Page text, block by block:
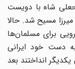
‌شاه با دویست
مسیح شد. حالا
برای مسلمان‌ها
دست خود ایرانی
انداختند بعد